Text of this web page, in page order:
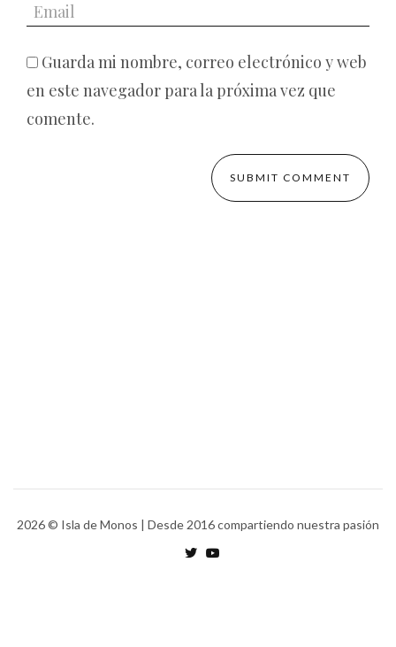
Guarda mi nombre, correo electrónico y web
en este navegador para la próxima vez que
comente.
2026© Isla de Monos | Desde 2016 compartiendo nuestra pasión